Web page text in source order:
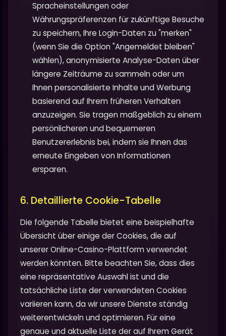
Spracheinstellungen oder
Währungspräferenzen für zukünftige Besuche
zu speichern, Ihre Login-Daten zu "merken"
(wenn Sie die Option "Angemeldet bleiben"
wählen), anonymisierte Analyse-Daten über
längere Zeiträume zu sammeln oder um
Ihnen personalisierte Inhalte und Werbung
basierend auf Ihrem früheren Verhalten
anzuzeigen. Sie tragen maßgeblich zu einem
persönlicheren und bequemeren
Benutzererlebnis bei, indem sie Ihnen das
erneute Eingeben von Informationen
ersparen.
6. Detaillierte Cookie-Tabelle
Die folgende Tabelle bietet eine beispielhafte
Übersicht über einige der Cookies, die auf
unserer Online-Casino-Plattform verwendet
werden könnten. Bitte beachten Sie, dass dies
eine repräsentative Auswahl ist und die
tatsächliche Liste der verwendeten Cookies
variieren kann, da wir unsere Dienste ständig
weiterentwickeln und optimieren. Für eine
genaue und aktuelle Liste der auf Ihrem Gerät